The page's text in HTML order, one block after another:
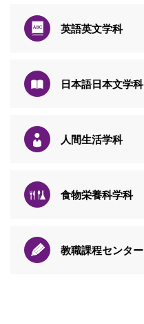
英語英文学科
日本語日本文学科
人間生活学科
食物栄養科学科
教職課程センター